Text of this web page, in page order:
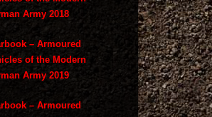
Army 2018
– Armoured
of the Modern
Army 2019
– Armoured